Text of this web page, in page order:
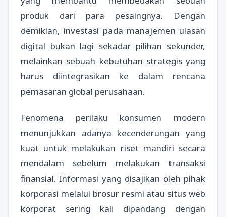
produk dari para pesaingnya. Dengan
demikian, investasi pada manajemen ulasan
digital bukan lagi sekadar pilihan sekunder,
melainkan sebuah kebutuhan strategis yang
harus diintegrasikan ke dalam rencana
pemasaran global perusahaan.
Fenomena perilaku konsumen modern
menunjukkan adanya kecenderungan yang
kuat untuk melakukan riset mandiri secara
mendalam sebelum melakukan transaksi
finansial. Informasi yang disajikan oleh pihak
korporasi melalui brosur resmi atau situs web
korporat sering kali dipandang dengan